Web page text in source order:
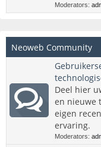
Moderators:
Neoweb Community
Deel hier
en nieuwe
eigen
ervaring.
Moderators: